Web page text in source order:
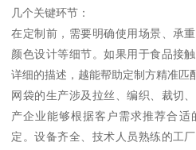
几个关键环节：
在定制前，需要明确使用场景、承
颜色设计等细节。如果用于食品接
详细的描述，越能帮助定制方精准匹
网袋的生产涉及拉丝、编织、裁切
产企业能够根据客户需求推荐合
定。设备齐全、技术人员熟练的工